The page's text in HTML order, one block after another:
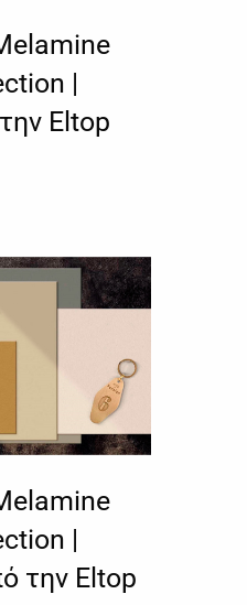
|
Eltop
|
την Eltop